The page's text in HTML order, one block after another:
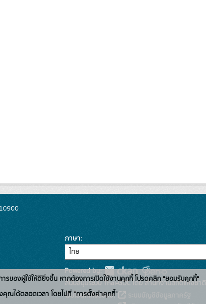
ภาษา
Powered by:
สนับสนุนระบบ Thai-GDC โดย สำนักงานสถิติแห่งชาติ
เว็บไซต์ที่เกี่ยวข้อง:
รของผู้ใช้ให้ดียิ่งขึ้น หากต้องการเปิดใช้งานคุกกี้ โปรดคลิก "ยอมรับคุกกี้"
ณได้ตลอดเวลา โดยไปที่ "การตั้งค่าคุกกี้"